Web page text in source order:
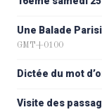
Une Balade
GMT+0100
Dictée du mot
Visite des